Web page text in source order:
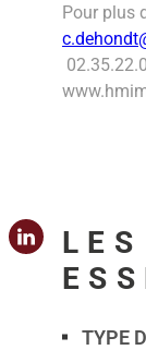
Pour plus
TYPE